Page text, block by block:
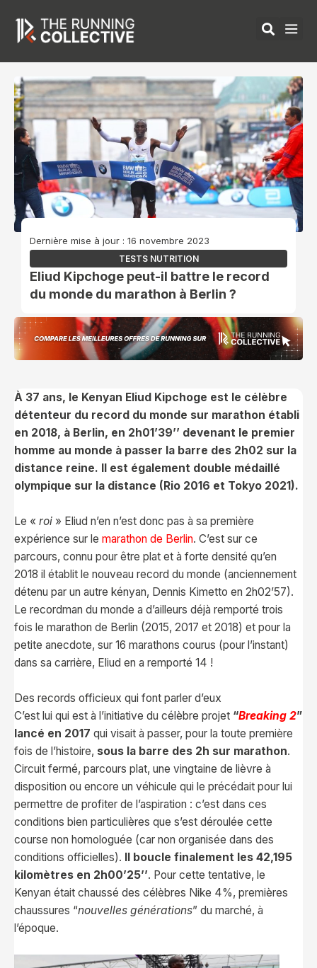
contenu
Dernière mise à jour : 16 novembre 2023
TESTS NUTRITION
Eliud Kipchoge peut-il battre le record
du monde du marathon à Berlin ?
À 37 ans, le Kenyan Eliud Kipchoge est le célèbre
détenteur du record du monde sur marathon établi
en 2018, à Berlin, en 2h01’39’’ devenant le premier
homme au monde à passer la barre des 2h02 sur la
distance reine. Il est également double médaillé
olympique sur la distance (Rio 2016 et Tokyo 2021).
Le « roi » Eliud n’en n’est donc pas à sa première
expérience sur le marathon de Berlin. C’est sur ce
parcours, connu pour être plat et à forte densité qu’en
2018 il établit le nouveau record du monde (anciennement
détenu par un autre kényan, Dennis Kimetto en 2h02’57).
Le recordman du monde a d’ailleurs déjà remporté trois
fois le marathon de Berlin (2015, 2017 et 2018) et pour la
petite anecdote, sur 16 marathons courus (pour l’instant)
dans sa carrière, Eliud en a remporté 14 !
Des records officieux qui font parler d’eux
C’est lui qui est à l’initiative du célèbre projet “Breaking 2”
lancé en 2017 qui visait à passer, pour la toute première
fois de l’histoire, sous la barre des 2h sur marathon.
Circuit fermé, parcours plat, une vingtaine de lièvre à
disposition ou encore un véhicule qui le précédait pour lui
permettre de profiter de l’aspiration : c’est dans ces
conditions bien particulières que s’est déroulée cette
course non homologuée (car non organisée dans des
conditions officielles). Il boucle finalement les 42,195
kilomètres en 2h00’25’’. Pour cette tentative, le
Kenyan était chaussé des célèbres Nike 4%, premières
chaussures “nouvelles générations” du marché, à
l’époque.